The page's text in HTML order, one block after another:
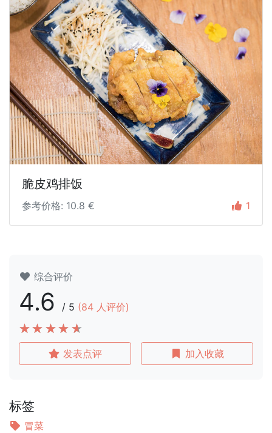
脆皮鸡排饭
参考价格: 10.8 € 1
综合评价
4.6 / 5 (84 人评价)
发表点评 加入收藏
标签
冒菜